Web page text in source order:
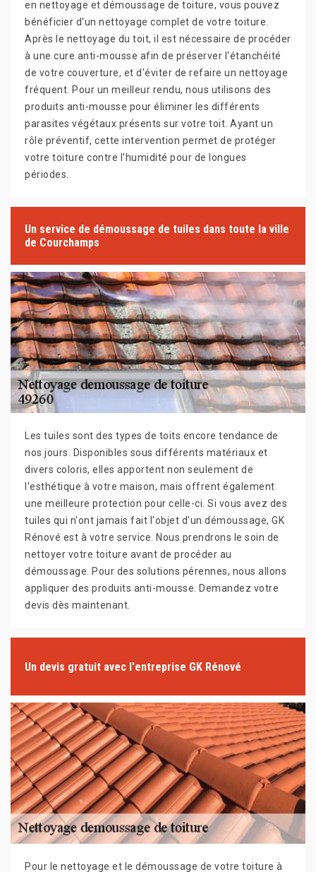
en nettoyage et démoussage de toiture, vous pouvez
bénéficier d'un nettoyage complet de votre toiture.
Après le nettoyage du toit, il est nécessaire de procéder
à une cure anti-mousse afin de préserver l'étanchéité
de votre couverture, et d'éviter de refaire un nettoyage
fréquent. Pour un meilleur rendu, nous utilisons des
produits anti-mousse pour éliminer les différents
parasites végétaux présents sur votre toit. Ayant un
rôle préventif, cette intervention permet de protéger
votre toiture contre l'humidité pour de longues
périodes.
Un service de démoussage de tuiles dans toute la ville
de Courchamps
Les tuiles sont des types de toits encore tendance de
nos jours. Disponibles sous différents matériaux et
divers coloris, elles apportent non seulement de
l'esthétique à votre maison, mais offrent également
une meilleure protection pour celle-ci. Si vous avez des
tuiles qui n'ont jamais fait l'objet d'un démoussage, GK
Rénové est à votre service. Nous prendrons le soin de
nettoyer votre toiture avant de procéder au
démoussage. Pour des solutions pérennes, nous allons
appliquer des produits anti-mousse. Demandez votre
devis dès maintenant.
Un devis gratuit avec l'entreprise GK Rénové
Pour le nettoyage et le démoussage de votre toiture à